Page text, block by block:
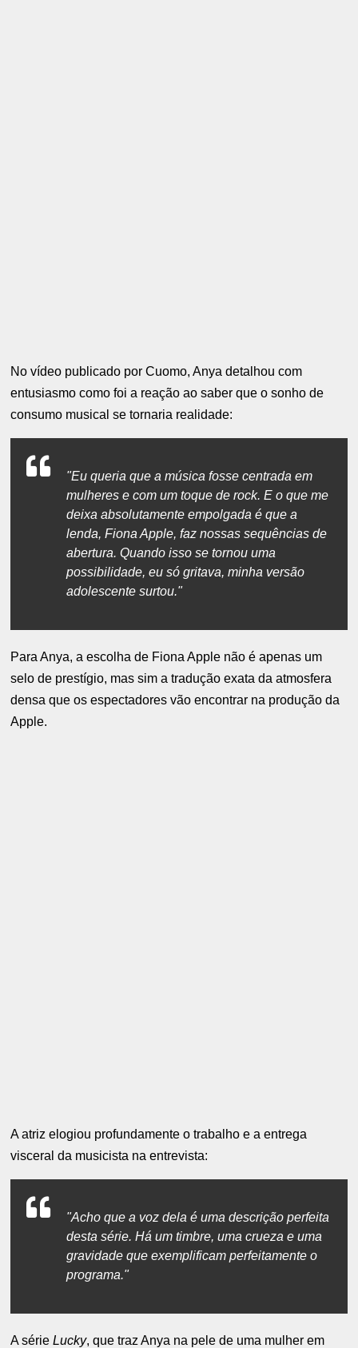
No vídeo publicado por Cuomo, Anya detalhou com
entusiasmo como foi a reação ao saber que o sonho de
consumo musical se tornaria realidade:
"Eu queria que a música fosse centrada em
mulheres e com um toque de rock. E o que me
deixa absolutamente empolgada é que a
lenda, Fiona Apple, faz nossas sequências de
abertura. Quando isso se tornou uma
possibilidade, eu só gritava, minha versão
adolescente surtou."
Para Anya, a escolha de Fiona Apple não é apenas um
selo de prestígio, mas sim a tradução exata da atmosfera
densa que os espectadores vão encontrar na produção da
Apple.
A atriz elogiou profundamente o trabalho e a entrega
visceral da musicista na entrevista:
"Acho que a voz dela é uma descrição perfeita
desta série. Há um timbre, uma crueza e uma
gravidade que exemplificam perfeitamente o
programa."
A sérieLucky, que traz Anya na pele de uma mulher em